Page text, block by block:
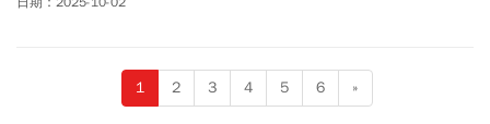
1 2 3 4 5 6 »